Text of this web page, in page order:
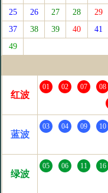
25
26 27 28 29
37
38 39 40 41
49
红波
01 02 07 08
蓝波
03 04 09 10
绿波
05 06 11 16